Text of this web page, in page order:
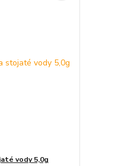
vody 5,0g